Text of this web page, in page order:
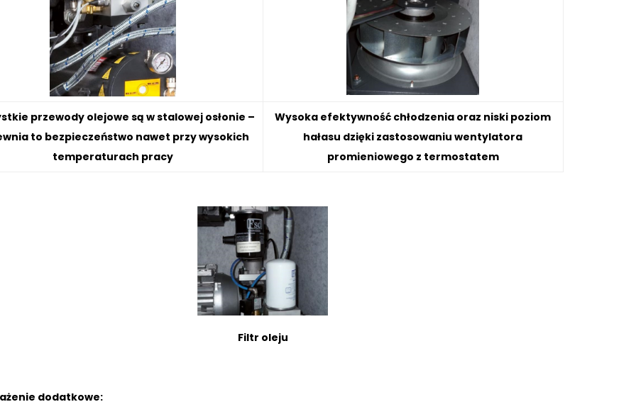
przewody olejowe są w stalowej osłonie –
to bezpieczeństwo nawet przy wysokich
temperaturach pracy
Wysoka efektywność chłodzenia oraz niski poziom
hałasu dzięki zastosowaniu wentylatora
promieniowego z termostatem
Filtr oleju
dodatkowe: